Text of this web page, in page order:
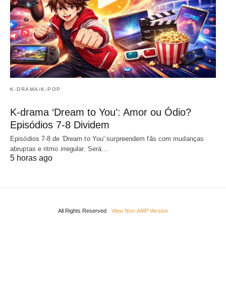
K-DRAMA/K-POP
K-drama ‘Dream to You’: Amor ou Ódio?
Episódios 7-8 Dividem
Episódios 7-8 de 'Dream to You' surpreendem fãs com mudanças
abruptas e ritmo irregular. Será…
5 horas ago
All Rights Reserved View Non-AMP Version